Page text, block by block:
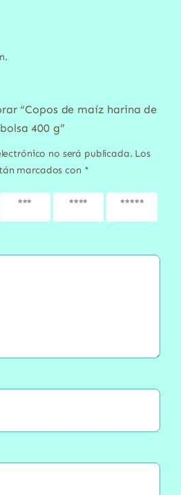
“Copos de maíz harina de
400 g”
no será publicada. Los
marcados con *
3 de 5
4 de 5
5 de 5